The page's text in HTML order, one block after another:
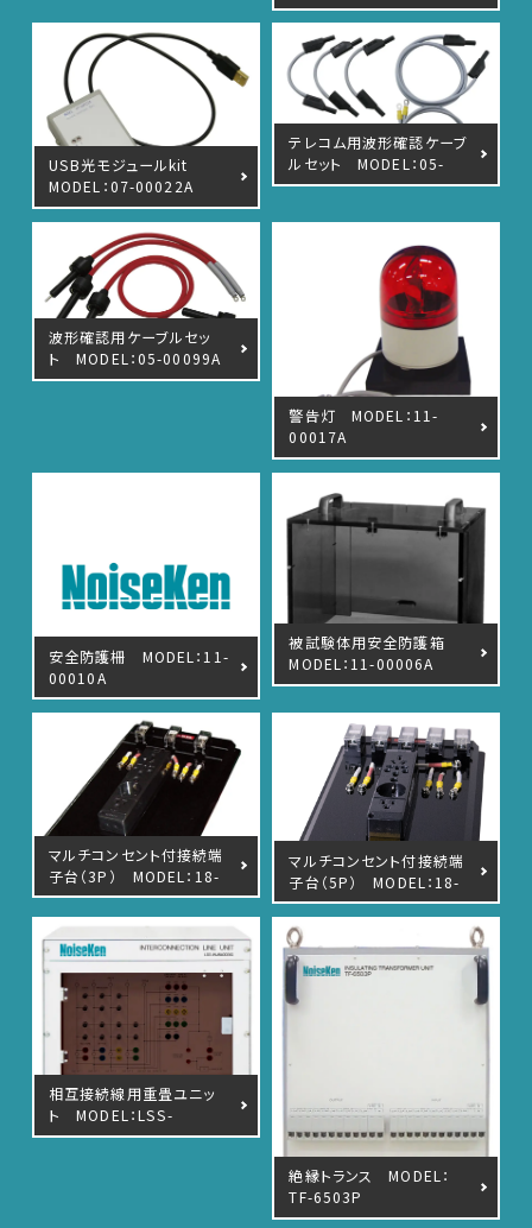
EMC試験器
RF関連製品・試験システム
EMCソリューションセンター
修理・校正
お問い合わせ
サポートデスク
HOME
会社概要
English 中文
USB光モジュールkit
MODEL：07-00022A
テレコム用波形確認ケーブ
ルセット MODEL：05-
00150A
波形確認用ケーブルセッ
ト MODEL：05-00099A
警告灯 MODEL：11-
00017A
安全防護柵 MODEL：11-
00010A
被試験体用安全防護箱
MODEL：11-00006A
マルチコンセント付接続端
子台（3P） MODEL：18-
00048B
マルチコンセント付接続端
子台（5P） MODEL：18-
00058B
相互接続線用重畳ユニッ
ト MODEL：LSS-
INJ6401SIG
絶縁トランス MODEL：
TF-6503P